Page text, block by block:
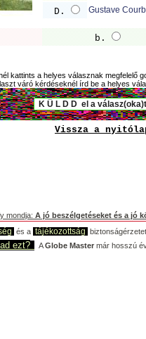
D. Gustave
b.
kattints a helyes válasznak megfelelő
váró kérdéseknél írd be a helyes
Vissza a